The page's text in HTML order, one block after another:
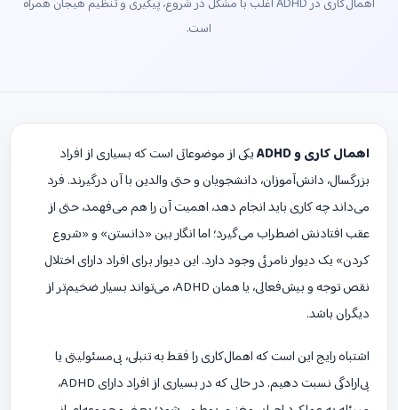
است.
اهمال کاری و ADHD
یکی از موضوعاتی است که بسیاری از افراد
بزرگسال، دانش‌آموزان، دانشجویان و حتی والدین با آن درگیرند. فرد
می‌داند چه کاری باید انجام دهد، اهمیت آن را هم می‌فهمد، حتی از
عقب افتادنش اضطراب می‌گیرد؛ اما انگار بین «دانستن» و «شروع
کردن» یک دیوار نامرئی وجود دارد. این دیوار برای افراد دارای اختلال
نقص توجه و بیش‌فعالی، یا همان ADHD، می‌تواند بسیار ضخیم‌تر از
دیگران باشد.
اشتباه رایج این است که اهمال‌کاری را فقط به تنبلی، بی‌مسئولیتی یا
بی‌ارادگی نسبت دهیم. در حالی که در بسیاری از افراد دارای ADHD،